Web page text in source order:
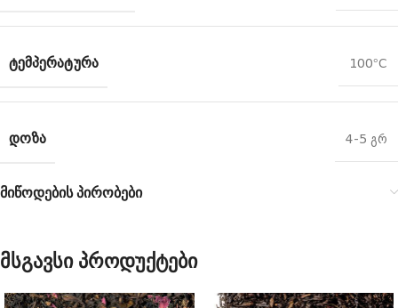
ᲢᲔᲛᲞᲔᲠᲐᲢᲣᲠᲐ 100°C
ᲓᲝᲖᲐ 4-5 გრ
მიწოდების პირობები
მსგავსი პროდუქტები